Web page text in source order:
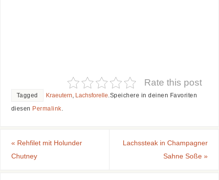
Rate this post
Tagged Kraeutern, Lachsforelle.Speichere in deinen Favoriten
diesen Permalink.
« Rehfilet mit Holunder
Chutney
Lachssteak in Champagner
Sahne Soße»